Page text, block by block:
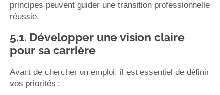
principes peuvent guider une transition professionnelle
réussie.
5.1. Développer une vision claire
pour sa carrière
Avant de chercher un emploi, il est essentiel de définir
vos priorités :